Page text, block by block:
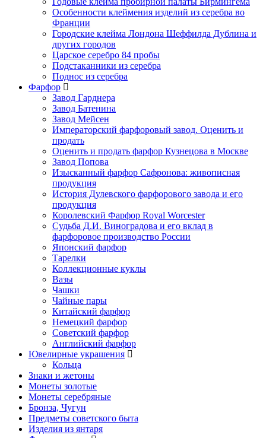
Особенности клеймения изделий из серебра во
Франции
Городские клейма Лондона Шеффилда Дублина и
других городов
Царское серебро 84 пробы
Подстаканники из серебра
Поднос из серебра
Фарфор
Завод Гарднера
Завод Батенина
Завод Мейсен
Императорский фарфоровый завод. Оценить и
продать
Оценить и продать фарфор Кузнецова в Москве
Завод Попова
Изысканный фарфор Сафронова: живописная
продукция
История Дулевского фарфорового завода и его
продукция
Королевский Фарфор Royal Worcester
Судьба Д.И. Виноградова и его вклад в
фарфоровое производство России
Японский фарфор
Тарелки
Коллекционные куклы
Вазы
Чашки
Чайные пары
Китайский фарфор
Немецкий фарфор
Советский фарфор
Английский фарфор
Ювелирные украшения
Кольца
Знаки и жетоны
Монеты золотые
Монеты серебряные
Бронза, Чугун
Предметы советского быта
Изделия из янтаря